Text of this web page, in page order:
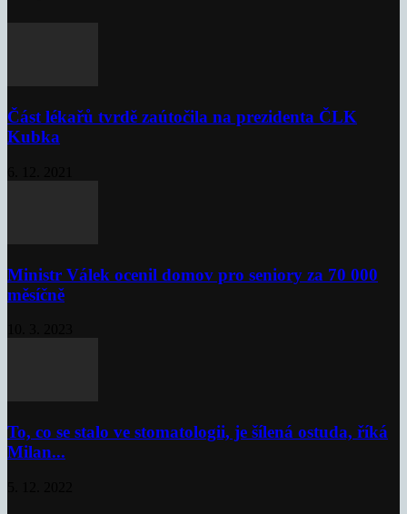
Část lékařů tvrdě zaútočila na prezidenta ČLK
Kubka
Ministr Válek ocenil domov pro seniory za 70 000
měsíčně
To, co se stalo ve stomatologii, je šílená ostuda, říká
Milan...